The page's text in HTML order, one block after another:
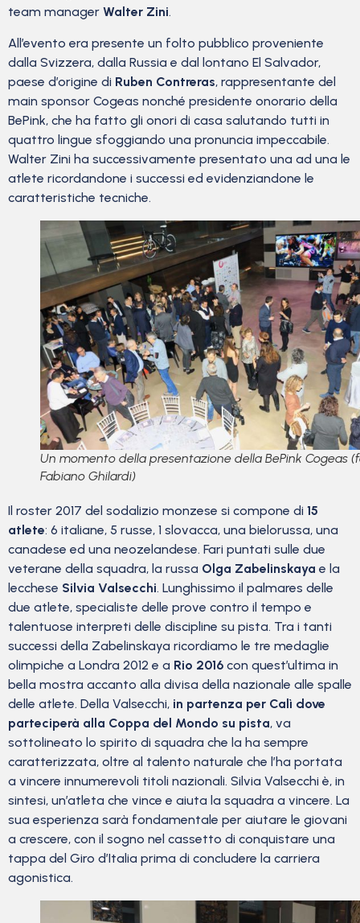
team manager Walter Zini.
All’evento era presente un folto pubblico proveniente
dalla Svizzera, dalla Russia e dal lontano El Salvador,
paese d’origine di Ruben Contreras, rappresentante del
main sponsor Cogeas nonché presidente onorario della
BePink, che ha fatto gli onori di casa salutando tutti in
quattro lingue sfoggiando una pronuncia impeccabile.
Walter Zini ha successivamente presentato una ad una le
atlete ricordandone i successi ed evidenziandone le
caratteristiche tecniche.
Un momento della presentazione della BePink Cogeas
Fabiano Ghilardi)
Il roster 2017 del sodalizio monzese si compone di 15
atlete: 6 italiane, 5 russe, 1 slovacca, una bielorussa, una
canadese ed una neozelandese. Fari puntati sulle due
veterane della squadra, la russa Olga Zabelinskaya e la
lecchese Silvia Valsecchi. Lunghissimo il palmares delle
due atlete, specialiste delle prove contro il tempo e
talentuose interpreti delle discipline su pista. Tra i tanti
successi della Zabelinskaya ricordiamo le tre medaglie
olimpiche a Londra 2012 e a Rio 2016 con quest’ultima in
bella mostra accanto alla divisa della nazionale alle spalle
delle atlete. Della Valsecchi, in partenza per Calì dove
parteciperà alla Coppa del Mondo su pista, va
sottolineato lo spirito di squadra che la ha sempre
caratterizzata, oltre al talento naturale che l’ha portata
a vincere innumerevoli titoli nazionali. Silvia Valsecchi è, in
sintesi, un’atleta che vince e aiuta la squadra a vincere. La
sua esperienza sarà fondamentale per aiutare le giovani
a crescere, con il sogno nel cassetto di conquistare una
tappa del Giro d’Italia prima di concludere la carriera
agonistica.